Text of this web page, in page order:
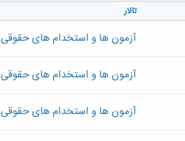
تالار
آزمون ها و استخدام های حقوقی
آزمون ها و استخدام های حقوقی
آزمون ها و استخدام های حقوقی